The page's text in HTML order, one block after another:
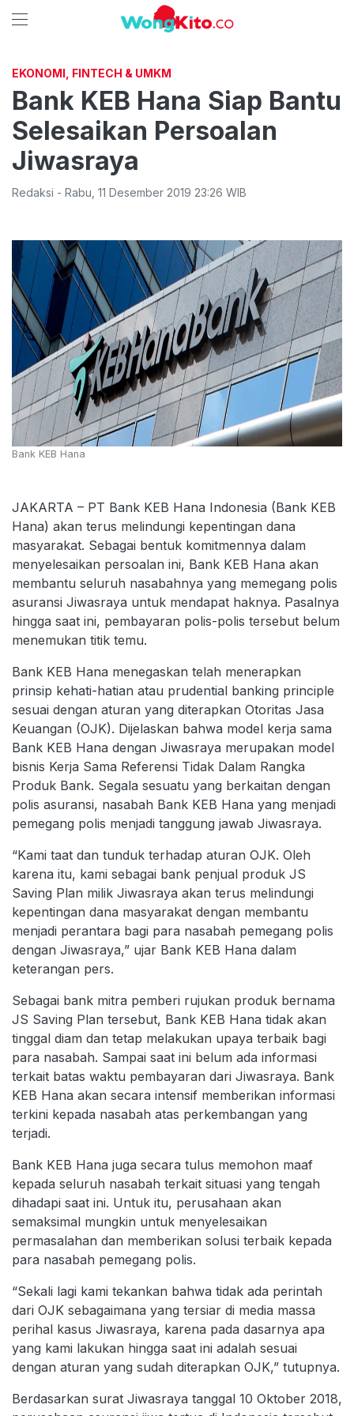
EKONOMI, FINTECH & UMKM
Bank KEB Hana Siap Bantu
Selesaikan Persoalan
Jiwasraya
Redaksi - Rabu 11 Desember 2019 23:26 WIB
Bank KEB Hana
JAKARTA – PT Bank KEB Hana Indonesia (Bank KEB
Hana) akan terus melindungi kepentingan dana
masyarakat. Sebagai bentuk komitmennya dalam
menyelesaikan persoalan ini, Bank KEB Hana akan
membantu seluruh nasabahnya yang memegang polis
asuransi Jiwasraya untuk mendapat haknya. Pasalnya
hingga saat ini, pembayaran polis-polis tersebut belum
menemukan titik temu.
Bank KEB Hana menegaskan telah menerapkan
prinsip kehati-hatian atau prudential banking principle
sesuai dengan aturan yang diterapkan Otoritas Jasa
Keuangan (OJK). Dijelaskan bahwa model kerja sama
Bank KEB Hana dengan Jiwasraya merupakan model
bisnis Kerja Sama Referensi Tidak Dalam Rangka
Produk Bank. Segala sesuatu yang berkaitan dengan
polis asuransi, nasabah Bank KEB Hana yang menjadi
pemegang polis menjadi tanggung jawab Jiwasraya.
“Kami taat dan tunduk terhadap aturan OJK. Oleh
karena itu, kami sebagai bank penjual produk JS
Saving Plan milik Jiwasraya akan terus melindungi
kepentingan dana masyarakat dengan membantu
menjadi perantara bagi para nasabah pemegang polis
dengan Jiwasraya,” ujar Bank KEB Hana dalam
keterangan pers.
Sebagai bank mitra pemberi rujukan produk bernama
JS Saving Plan tersebut, Bank KEB Hana tidak akan
tinggal diam dan tetap melakukan upaya terbaik bagi
para nasabah. Sampai saat ini belum ada informasi
terkait batas waktu pembayaran dari Jiwasraya. Bank
KEB Hana akan secara intensif memberikan informasi
terkini kepada nasabah atas perkembangan yang
terjadi.
Bank KEB Hana juga secara tulus memohon maaf
kepada seluruh nasabah terkait situasi yang tengah
dihadapi saat ini. Untuk itu, perusahaan akan
semaksimal mungkin untuk menyelesaikan
permasalahan dan memberikan solusi terbaik kepada
para nasabah pemegang polis.
“Sekali lagi kami tekankan bahwa tidak ada perintah
dari OJK sebagaimana yang tersiar di media massa
perihal kasus Jiwasraya, karena pada dasarnya apa
yang kami lakukan hingga saat ini adalah sesuai
dengan aturan yang sudah diterapkan OJK,” tutupnya.
Berdasarkan surat Jiwasraya tanggal 10 Oktober 2018,